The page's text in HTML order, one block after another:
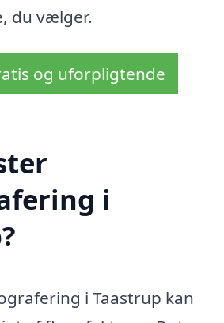
du vælger.
og uforpligtende
i
i Taastrup kan